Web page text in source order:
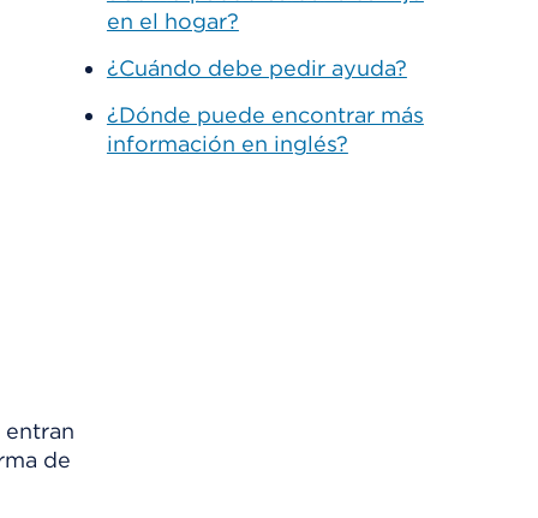
entran
de
en el hogar?
¿Cuándo debe pedir ayuda?
¿Dónde puede encontrar más
información en inglés?